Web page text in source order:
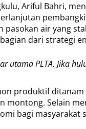
Ariful Bahri,
pasokan air yang
dari strategi
utama PLTA. Jika
produktif
montong. Selain
bagi masyarakat